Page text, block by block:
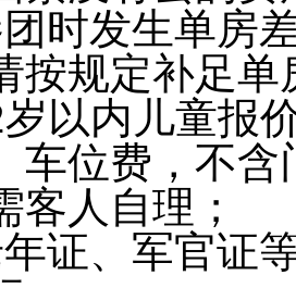
时发生单房
按规定补足单
岁以内儿童报
车位费，不
客人自理；
证、军官证